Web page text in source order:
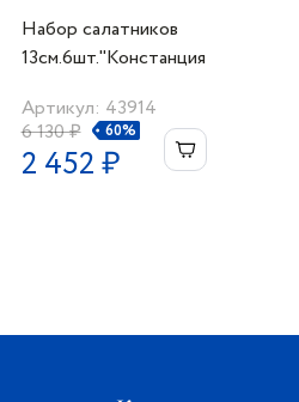
Набор салатников
13см.6шт."Констанция
Артикул: 43914
6 130 ₽
60%
2 452 ₽